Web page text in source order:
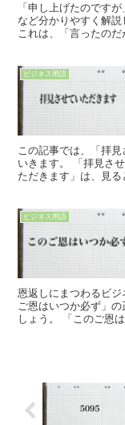
「申し上げたのです
など分かりやすく解
これは、「言ったの
ビジネス用語
この記事では、「拝
いきます。 「拝見さ
ただきます」は、見る
ビジネス用語
恩返しにまつわるビ
ご恩はいつか必ず」
しょう。 「このご恩